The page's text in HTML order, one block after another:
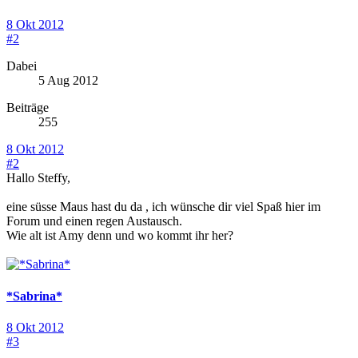
8 Okt 2012
#2
Dabei
5 Aug 2012
Beiträge
255
8 Okt 2012
#2
Hallo Steffy,
eine süsse Maus hast du da , ich wünsche dir viel Spaß hier im
Forum und einen regen Austausch.
Wie alt ist Amy denn und wo kommt ihr her?
*Sabrina*
8 Okt 2012
#3